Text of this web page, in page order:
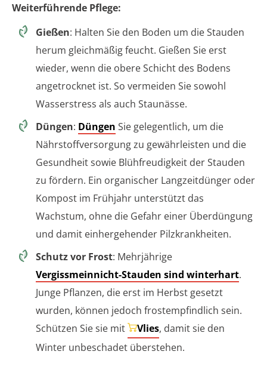
Weiterführende Pflege:
Gießen: Halten Sie den Boden um die Stauden
herum gleichmäßig feucht. Gießen Sie erst
wieder, wenn die obere Schicht des Bodens
angetrocknet ist. So vermeiden Sie sowohl
Wasserstress als auch Staunässe.
Düngen: Düngen Sie gelegentlich, um die
Nährstoffversorgung zu gewährleisten und die
Gesundheit sowie Blühfreudigkeit der Stauden
zu fördern. Ein organischer Langzeitdünger oder
Kompost im Frühjahr unterstützt das
Wachstum, ohne die Gefahr einer Überdüngung
und damit einhergehender Pilzkrankheiten.
Schutz vor Frost: Mehrjährige
Vergissmeinnicht-Stauden sind winterhart.
Junge Pflanzen, die erst im Herbst gesetzt
wurden, können jedoch frostempfindlich sein.
Schützen Sie sie mit
Vlies, damit sie den
Winter unbeschadet überstehen.